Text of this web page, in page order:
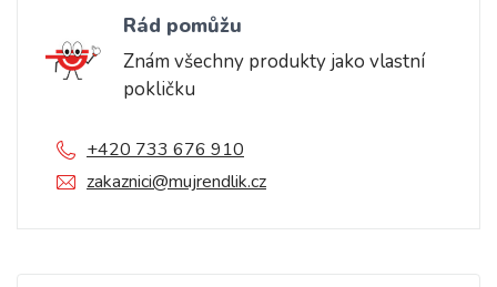
Rád pomůžu
Znám všechny produkty jako vlastní
pokličku
+420 733 676 910
zakaznici@mujrendlik.cz